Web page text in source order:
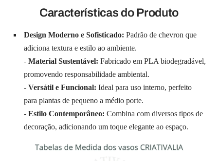
Características do Produto
Design Moderno e Sofisticado: Padrão de chevron que
adiciona textura e estilo ao ambiente.
- Material Sustentável: Fabricado em PLA biodegradável,
promovendo responsabilidade ambiental.
- Versátil e Funcional: Ideal para uso interno, perfeito
para plantas de pequeno a médio porte.
- Estilo Contemporâneo: Combina com diversos tipos de
decoração, adicionando um toque elegante ao espaço.